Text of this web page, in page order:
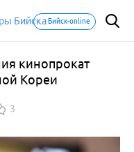
Бийск-online
кинопрокат
Кореи
3